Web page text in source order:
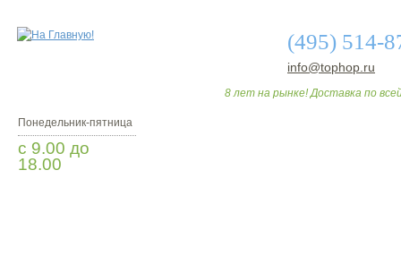
(495) 514-
info@tophop.ru
8 лет на рынке! Доставка по
Понедельник-пятница
с 9.00 до
18.00